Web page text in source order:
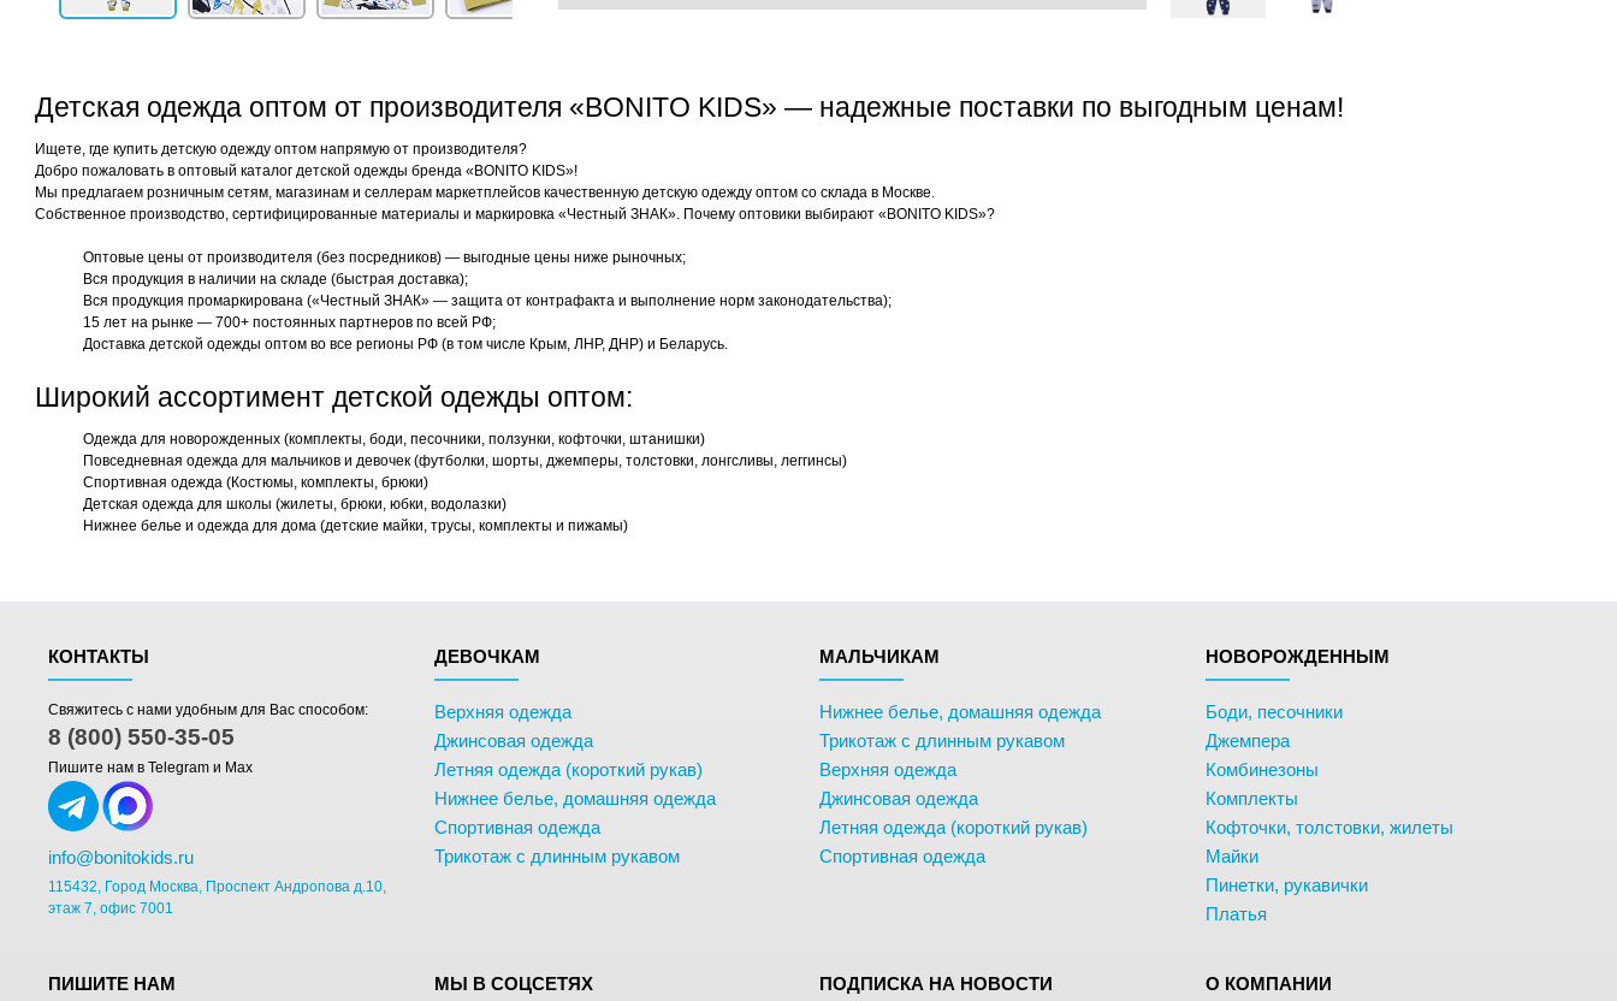
Детская одежда оптом от производителя «BONITO KIDS» — надежные поставки по выгодным ценам!
Ищете, где купить детскую одежду оптом напрямую от производителя?
Добро пожаловать в оптовый каталог детской одежды бренда «BONITO KIDS»!
Мы предлагаем розничным сетям, магазинам и селлерам маркетплейсов качественную детскую одежду оптом со склада в Москве.
Собственное производство, сертифицированные материалы и маркировка «Честный ЗНАК». Почему оптовики выбирают «BONITO KIDS»?
Оптовые цены от производителя (без посредников) — выгодные цены ниже рыночных;
Вся продукция в наличии на складе (быстрая доставка);
Вся продукция промаркирована («Честный ЗНАК» — защита от контрафакта и выполнение норм законодательства);
15 лет на рынке — 700+ постоянных партнеров по всей РФ;
Доставка детской одежды оптом во все регионы РФ (в том числе Крым, ЛНР, ДНР) и Беларусь.
Широкий ассортимент детской одежды оптом:
Одежда для новорожденных (комплекты, боди, песочники, ползунки, кофточки, штанишки)
Повседневная одежда для мальчиков и девочек (футболки, шорты, джемперы, толстовки, лонгсливы, леггинсы)
Спортивная одежда (Костюмы, комплекты, брюки)
Детская одежда для школы (жилеты, брюки, юбки, водолазки)
Нижнее белье и одежда для дома (детские майки, трусы, комплекты и пижамы)
КОНТАКТЫ
Свяжитесь с нами удобным для Вас способом:
8 (800) 550-35-05
Пишите нам в Telegram и Max
info@bonitokids.ru
115432, Город Москва, Проспект Андропова д.10,
этаж 7, офис 7001
ДЕВОЧКАМ
Верхняя одежда
Джинсовая одежда
Летняя одежда (короткий рукав)
Нижнее белье, домашняя одежда
Спортивная одежда
Трикотаж с длинным рукавом
МАЛЬЧИКАМ
Нижнее белье, домашняя одежда
Трикотаж с длинным рукавом
Верхняя одежда
Джинсовая одежда
Летняя одежда (короткий рукав)
Спортивная одежда
НОВОРОЖДЕННЫМ
Боди, песочники
Джемпера
Комбинезоны
Комплекты
Кофточки, толстовки, жилеты
Майки
Пинетки, рукавички
Платья
ПИШИТЕ НАМ МЫ В СОЦСЕТЯХ ПОДПИСКА НА НОВОСТИ О КОМПАНИИ